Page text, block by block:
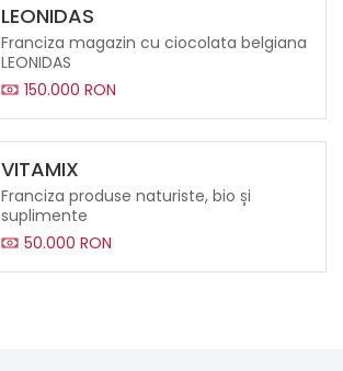
LEONIDAS
Franciza magazin cu ciocolata belgiana
LEONIDAS
150.000 RON
VITAMIX
Franciza produse naturiste, bio și
suplimente
50.000 RON